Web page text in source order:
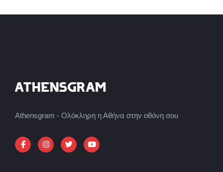
Athensgram - Ολόκληρη η Αθήνα στην οθόνη σου